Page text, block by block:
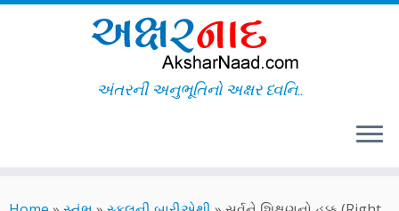
અંતરની અનુભૂતિનો અક્ષર ધ્વનિ..